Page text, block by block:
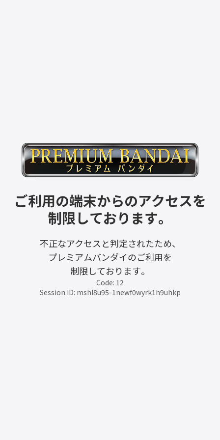
ご利用の端末からのアクセスを
制限しております。
不正なアクセスと判定されたため、
プレミアムバンダイのご利用を
制限しております。
Code: 12
Session ID: mshl8u95-1newf0wyrk1h9uhkp